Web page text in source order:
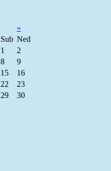
»
Sub Ned
1
2
8
9
15
16
22
23
29
30